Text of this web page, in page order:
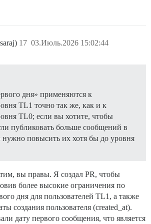
03.Июль.2026 15:02:44
17
дня» применяются к
TL1 точно так же, как и к
TL0; если вы хотите, чтобы
публиковать больше сообщений в
повысить их хотя бы до уровня
вы правы. Я создал PR, чтобы
более высокие ограничения по
дня для пользователей TL1, а также
создания пользователя (created_at).
дату первого сообщения, что является